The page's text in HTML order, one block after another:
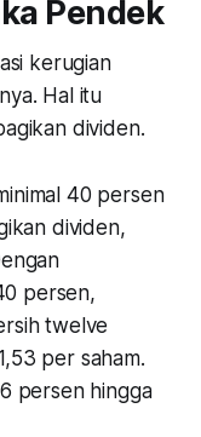
Pendek
kerugian
Hal itu
dividen.
40 persen
dividen,
persen,
twelve
per saham.
persen hingga